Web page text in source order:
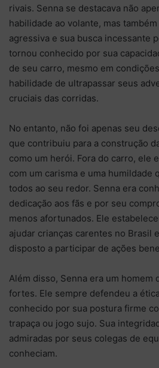
rivais. Senna se destacava não
habilidade ao volante, mas
agressiva e sua busca incessante
tornou conhecido por sua
de seu carro, mesmo em
habilidade de ultrapassar seus
cruciais das corridas.
No entanto, não foi apenas seu
que contribuiu para a construção
como um herói. Fora do carro, ele
com um carisma e uma humildade
todos ao seu redor. Senna era
dedicação aos fãs e por seu
menos afortunados. Ele
ajudar crianças carentes no Brasil
disposto a participar de ações
Além disso, Senna era um homem
fortes. Ele sempre defendeu a
conhecido por sua postura firme
trapaça ou jogo sujo. Sua
admiradas por seus colegas de
conheciam.